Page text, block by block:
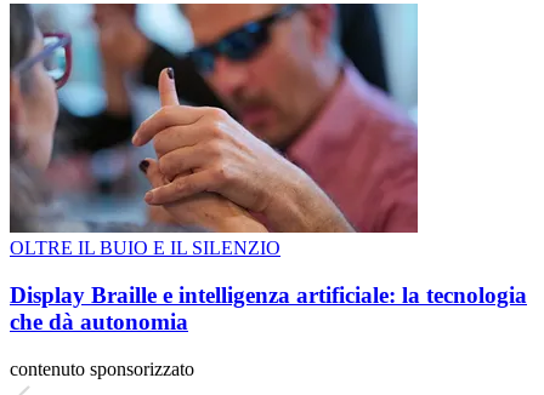
OLTRE IL BUIO E IL SILENZIO
Display Braille e intelligenza artificiale: la tecnologia
che dà autonomia
contenuto sponsorizzato